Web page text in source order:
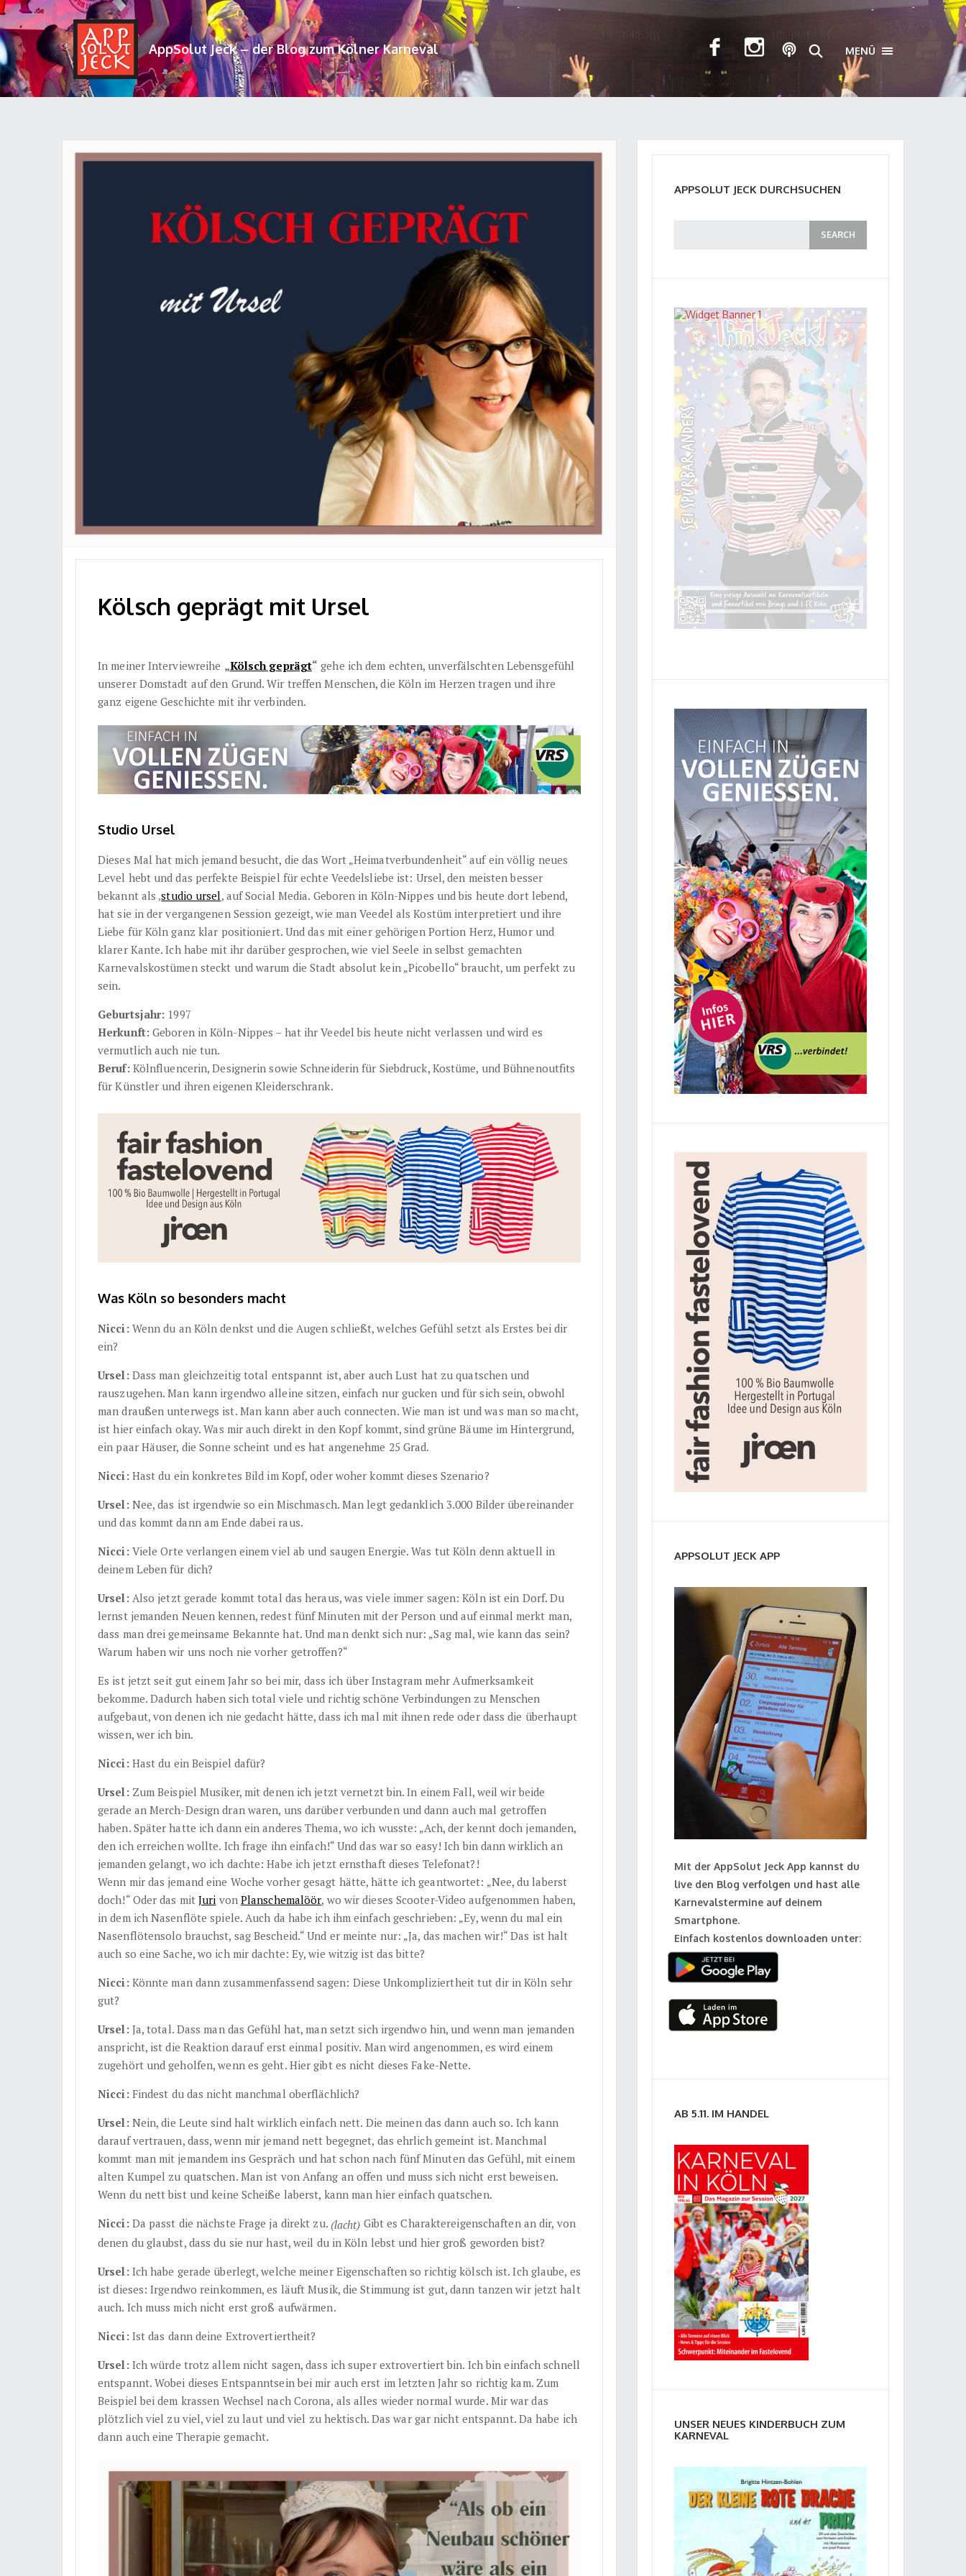
AppSolut Jeck – der Blog zum Kölner Karneval MENÜ TOGGLE
Kölsch geprägt mit Ursel
In meiner Interviewreihe „Kölsch geprägt“ gehe ich dem echten, unverfälschten Lebensgefühl
unserer Domstadt auf den Grund. Wir treffen Menschen, die Köln im Herzen tragen und ihre
ganz eigene Geschichte mit ihr verbinden.
Studio Ursel
Dieses Mal hat mich jemand besucht, die das Wort „Heimatverbundenheit“ auf ein völlig neues
Level hebt und das perfekte Beispiel für echte Veedelsliebe ist: Ursel, den meisten besser
bekannt als ‚studio ursel‚ auf Social Media. Geboren in Köln-Nippes und bis heute dort lebend,
hat sie in der vergangenen Session gezeigt, wie man Veedel als Kostüm interpretiert und ihre
Liebe für Köln ganz klar positioniert. Und das mit einer gehörigen Portion Herz, Humor und
klarer Kante. Ich habe mit ihr darüber gesprochen, wie viel Seele in selbst gemachten
Karnevalskostümen steckt und warum die Stadt absolut kein „Picobello“ braucht, um perfekt zu
sein.
Geburtsjahr: 1997
Herkunft: Geboren in Köln-Nippes – hat ihr Veedel bis heute nicht verlassen und wird es
vermutlich auch nie tun.
Beruf: Kölnfluencerin, Designerin sowie Schneiderin für Siebdruck, Kostüme, und Bühnenoutfits
für Künstler und ihren eigenen Kleiderschrank.
Was Köln so besonders macht
Nicci:Wenn du an Köln denkst und die Augen schließt, welches Gefühl setzt als Erstes bei dir
ein?
Ursel:Dass man gleichzeitig total entspannt ist, aber auch Lust hat zu quatschen und
rauszugehen. Man kann irgendwo alleine sitzen, einfach nur gucken und für sich sein, obwohl
man draußen unterwegs ist. Man kann aber auch connecten. Wie man ist und was man so macht,
ist hier einfach okay. Was mir auch direkt in den Kopf kommt, sind grüne Bäume im Hintergrund,
ein paar Häuser, die Sonne scheint und es hat angenehme 25 Grad.
Nicci:Hast du ein konkretes Bild im Kopf, oder woher kommt dieses Szenario?
Ursel:Nee, das ist irgendwie so ein Mischmasch. Man legt gedanklich 3.000 Bilder übereinander
und das kommt dann am Ende dabei raus.
Nicci:Viele Orte verlangen einem viel ab und saugen Energie. Was tut Köln denn aktuell in
deinem Leben für dich?
Ursel:Also jetzt gerade kommt total das heraus, was viele immer sagen: Köln ist ein Dorf. Du
lernst jemanden Neuen kennen, redest fünf Minuten mit der Person und auf einmal merkt man,
dass man drei gemeinsame Bekannte hat. Und man denkt sich nur: „Sag mal, wie kann das sein?
Warum haben wir uns noch nie vorher getroffen?“
Es ist jetzt seit gut einem Jahr so bei mir, dass ich über Instagram mehr Aufmerksamkeit
bekomme. Dadurch haben sich total viele und richtig schöne Verbindungen zu Menschen
aufgebaut, von denen ich nie gedacht hätte, dass ich mal mit ihnen rede oder dass die überhaupt
wissen, wer ich bin.
Nicci:Hast du ein Beispiel dafür?
Ursel:Zum Beispiel Musiker, mit denen ich jetzt vernetzt bin. In einem Fall, weil wir beide
gerade an Merch-Design dran waren, uns darüber verbunden und dann auch mal getroffen
haben. Später hatte ich dann ein anderes Thema, wo ich wusste: „Ach, der kennt doch jemanden,
den ich erreichen wollte. Ich frage ihn einfach!“ Und das war so easy! Ich bin dann wirklich an
jemanden gelangt, wo ich dachte: Habe ich jetzt ernsthaft dieses Telefonat?!
Wenn mir das jemand eine Woche vorher gesagt hätte, hätte ich geantwortet: „Nee, du laberst
doch!“ Oder das mit Juri von Planschemalöör, wo wir dieses Scooter-Video aufgenommen haben,
in dem ich Nasenflöte spiele. Auch da habe ich ihm einfach geschrieben: „Ey, wenn du mal ein
Nasenflötensolo brauchst, sag Bescheid.“ Und er meinte nur: „Ja, das machen wir!“ Das ist halt
auch so eine Sache, wo ich mir dachte: Ey, wie witzig ist das bitte?
Nicci:Könnte man dann zusammenfassend sagen: Diese Unkompliziertheit tut dir in Köln sehr
gut?
Ursel:Ja, total. Dass man das Gefühl hat, man setzt sich irgendwo hin, und wenn man jemanden
anspricht, ist die Reaktion darauf erst einmal positiv. Man wird angenommen, es wird einem
zugehört und geholfen, wenn es geht. Hier gibt es nicht dieses Fake-Nette.
Nicci:Findest du das nicht manchmal oberflächlich?
Ursel:Nein, die Leute sind halt wirklich einfach nett. Die meinen das dann auch so. Ich kann
darauf vertrauen, dass, wenn mir jemand nett begegnet, das ehrlich gemeint ist. Manchmal
kommt man mit jemandem ins Gespräch und hat schon nach fünf Minuten das Gefühl, mit einem
alten Kumpel zu quatschen. Man ist von Anfang an offen und muss sich nicht erst beweisen.
Wenn du nett bist und keine Scheiße laberst, kann man hier einfach quatschen.
Nicci:Da passt die nächste Frage ja direkt zu. (lacht) Gibt es Charaktereigenschaften an dir, von
denen du glaubst, dass du sie nur hast, weil du in Köln lebst und hier groß geworden bist?
Ursel:Ich habe gerade überlegt, welche meiner Eigenschaften so richtig kölsch ist. Ich glaube, es
ist dieses: Irgendwo reinkommen, es läuft Musik, die Stimmung ist gut, dann tanzen wir jetzt halt
auch. Ich muss mich nicht erst groß aufwärmen.
Nicci:Ist das dann deine Extrovertiertheit?
Ursel:Ich würde trotz allem nicht sagen, dass ich super extrovertiert bin. Ich bin einfach schnell
entspannt. Wobei dieses Entspanntsein bei mir auch erst im letzten Jahr so richtig kam. Zum
Beispiel bei dem krassen Wechsel nach Corona, als alles wieder normal wurde. Mir war das
plötzlich viel zu viel, viel zu laut und viel zu hektisch. Das war gar nicht entspannt. Da habe ich
dann auch eine Therapie gemacht.
APPSOLUT JECK DURCHSUCHEN
APPSOLUT JECK APP
Mit der AppSolut Jeck App kannst du
live den Blog verfolgen und hast alle
Karnevalstermine auf deinem
Smartphone.
Einfach kostenlos downloaden unter:
AB 5.11. IM HANDEL
UNSER NEUES KINDERBUCH ZUM
KARNEVAL